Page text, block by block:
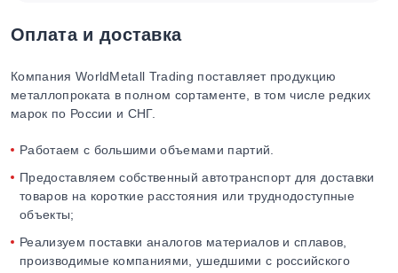
Оплата и доставка
Компания WorldMetall Trading поставляет продукцию
металлопроката в полном сортаменте, в том числе редких
марок по России и СНГ.
Работаем с большими объемами партий.
Предоставляем собственный автотранспорт для доставки
товаров на короткие расстояния или труднодоступные
объекты;
Реализуем поставки аналогов материалов и сплавов,
производимые компаниями, ушедшими с российского